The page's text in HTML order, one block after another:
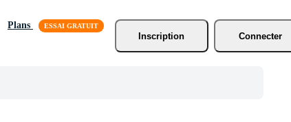
Plans
Inscription
Connecter